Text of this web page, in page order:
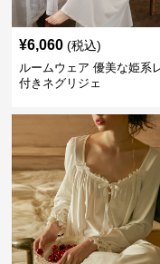
¥6,060 (税込)
ルームウェア 優美な姫系
付きネグリジェ